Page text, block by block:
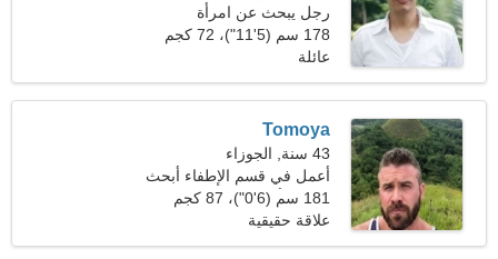
رجل يبحث عن امرأة
178 سم (5'11")، 72 كجم
(158 رطلا)
عائلة
Tomoya
43 سنة, الجوزاء
أعمل في قسم الإطفاء أبحث
عن امرأة مرحة
181 سم (6'0")، 87 كجم
(191 رطلا)
علاقة حقيقية